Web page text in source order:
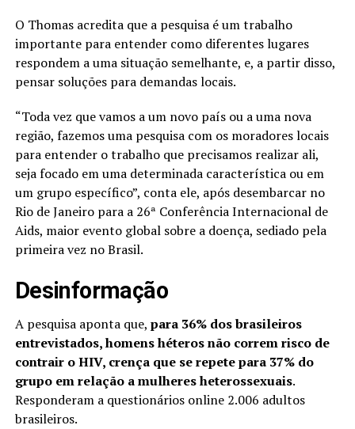
O Thomas acredita que a pesquisa é um trabalho
importante para entender como diferentes lugares
respondem a uma situação semelhante, e, a partir disso,
pensar soluções para demandas locais.
“Toda vez que vamos a um novo país ou a uma nova
região, fazemos uma pesquisa com os moradores locais
para entender o trabalho que precisamos realizar ali,
seja focado em uma determinada característica ou em
um grupo específico”, conta ele, após desembarcar no
Rio de Janeiro para a 26ª Conferência Internacional de
Aids, maior evento global sobre a doença, sediado pela
primeira vez no Brasil.
Desinformação
A pesquisa aponta que, para 36% dos brasileiros
entrevistados, homens héteros não correm risco de
contrair o HIV, crença que se repete para 37% do
grupo em relação a mulheres heterossexuais.
Responderam a questionários online 2.006 adultos
brasileiros.